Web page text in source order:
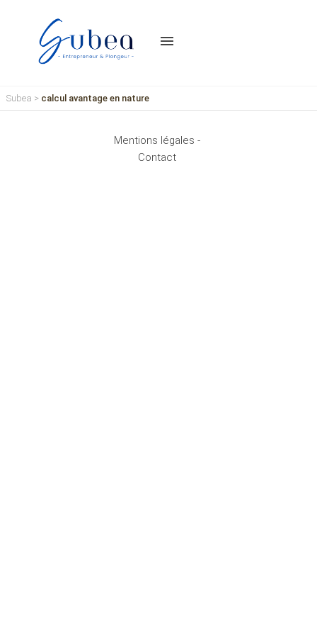
menu
Subea > calcul avantage en nature
Mentions légales -
Contact